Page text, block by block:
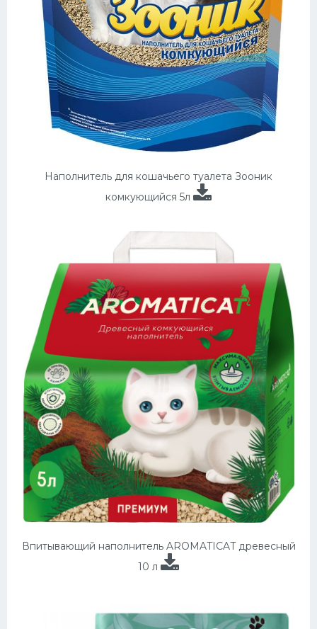
Наполнитель для кошачьего туалета Зооник
комкующийся 5л
Впитывающий наполнитель AROMATICAT древесный
10 л